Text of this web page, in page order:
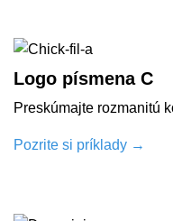
Logo písmena C
Preskúmajte rozmanitú
Pozrite si príklady →